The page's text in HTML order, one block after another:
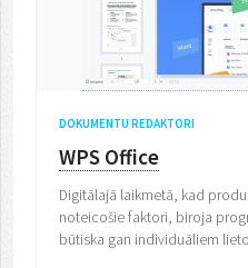
DOKUMENTU REDAKTORI
WPS Office
Digitālajā laikmetā, kad
noteicošie faktori, biroja
būtiska gan individuāliem